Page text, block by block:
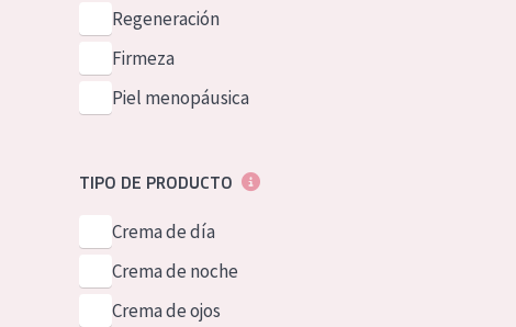
German
Spanish
Greek
Regeneración
Firmeza
Piel menopáusica
TIPO DE PRODUCTO
Crema de día
Crema de noche
Crema de ojos